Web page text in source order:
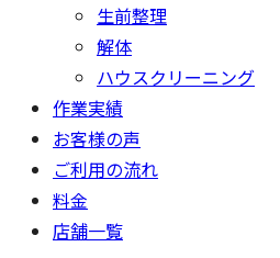
生前整理
解体
ハウスクリーニング
作業実績
お客様の声
ご利用の流れ
料金
店舗一覧